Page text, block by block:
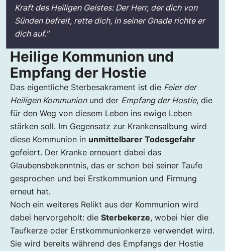
Kraft des Heiligen Geistes: Der Herr, der dich von
Sünden befreit, rette dich, in seiner Gnade richte er
dich auf."
Heilige Kommunion und
Empfang der Hostie
Das eigentliche Sterbesakrament ist die Feier der
Heiligen Kommunionund der Empfang der Hostie, die
für den Weg von diesem Leben ins ewige Leben
stärken soll. Im Gegensatz zur Krankensalbung wird
diese Kommunion in unmittelbarer Todesgefahr
gefeiert. Der Kranke erneuert dabei das
Glaubensbekenntnis, das er schon bei seiner Taufe
gesprochen und bei Erstkommunion und Firmung
erneut hat.
Noch ein weiteres Relikt aus der Kommunion wird
dabei hervorgeholt: die Sterbekerze, wobei hier die
Taufkerze oder Erstkommunionkerze verwendet wird.
Sie wird bereits während des Empfangs der Hostie